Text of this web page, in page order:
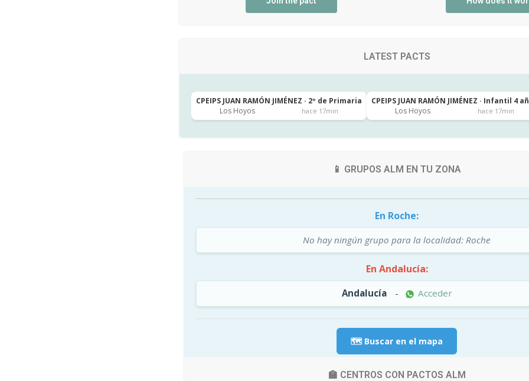
LATEST PACTS
CPEIPS JUAN RAMÓN JIMÉNEZ · 2º de Primaria
Los Hoyos
hace 17min
CPEIPS JUAN RAMÓN JIMÉNEZ · Infantil 4
Los Hoyos
hace 17min
📱 GRUPOS ALM EN TU ZONA
En Roche:
No hay ningún grupo para la localidad: Roche
En Andalucía:
Andalucía - Acceder
🗺️ Buscar en el mapa
🏫 CENTROS CON PACTOS ALM